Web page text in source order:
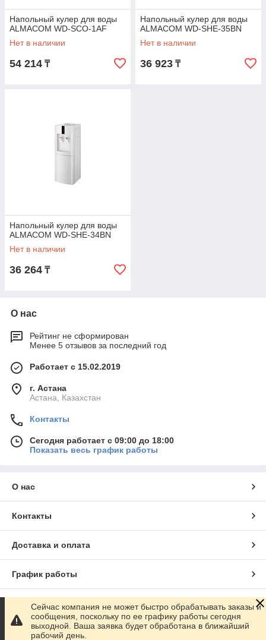
Напольный кулер для воды
ALMACOM WD-SCO-1AF
Нет в наличии
54 214 ₸
Напольный кулер для воды
ALMACOM WD-SHE-35BN
Нет в наличии
36 923 ₸
Напольный кулер для воды
ALMACOM WD-SHE-34BN
Нет в наличии
36 264 ₸
О нас
Рейтинг не сформирован
Менее 5 отзывов за последний год
Работает с 15.02.2019
г. Астана
Астана, Казахстан
Контакты
Сегодня работает с 09:00 до 18:00
Показать весь график работы
О нас
Контакты
Доставка и оплата
График работы
Полная версия сайта
Сайт создан на маркетплейсе Satu.kz
Сейчас компания не может быстро обрабатывать заказы и
сообщения, поскольку по ее графику работы сегодня
выходной. Ваша заявка будет обработана в ближайший
рабочий день.